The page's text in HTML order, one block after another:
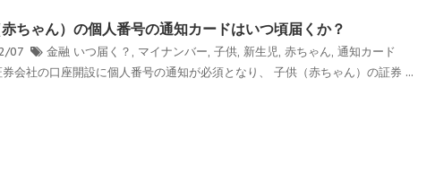
ちゃん）の個人番号の通知カードはいつ頃届くか？
07 金融 いつ届く？ , マイナンバー, 子供, 新生児, 赤ちゃん, 通知カード
会社の口座開設に個人番号の通知が必須となり、 子供（赤ちゃん）の証券 ...